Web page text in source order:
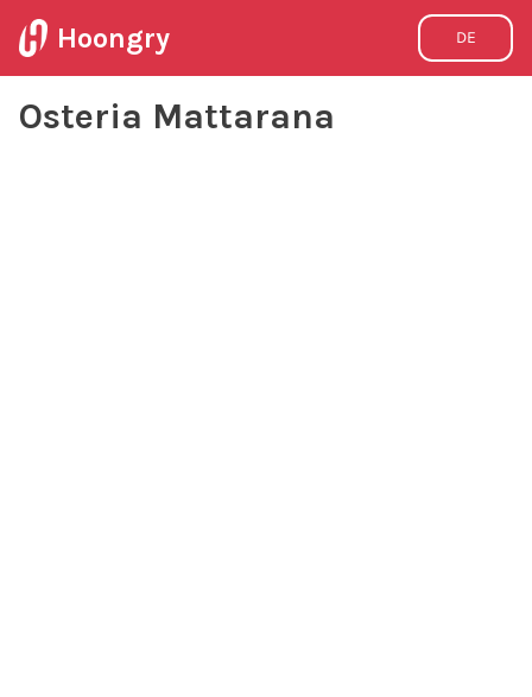
Hoongry DE
Osteria Mattarana